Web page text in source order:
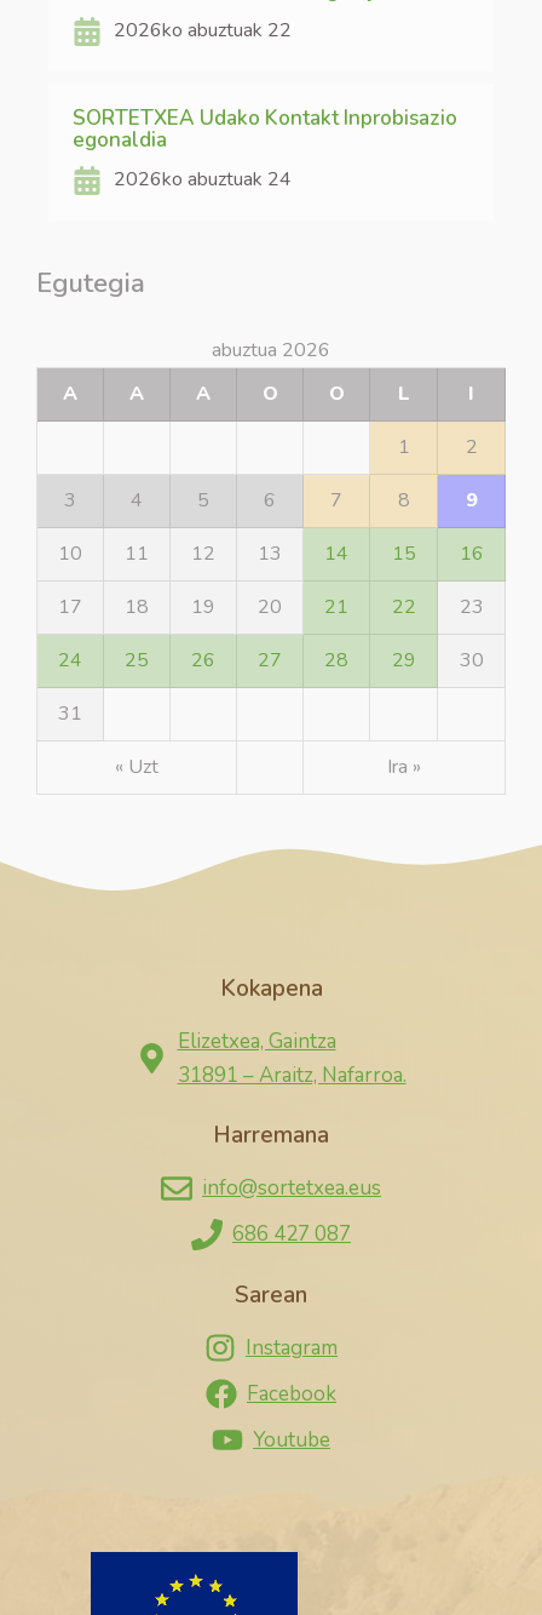
2026ko abuztuak 22
SORTETXEA Udako Kontakt Inprobisazio
egonaldia
2026ko abuztuak 24
Egutegia
abuztua 2026
A
A A O O L
I
1
2
3
4 5 6 7 8
9
10
11 12 13 14 15
16
17
18 19 20 21 22
23
24
25 26 27 28 29
30
31
« Uzt
Ira »
Kokapena
Elizetxea, Gaintza
31891 – Araitz, Nafarroa.
Harremana
info@sortetxea.eus
686 427 087
Sarean
Instagram
Facebook
Youtube